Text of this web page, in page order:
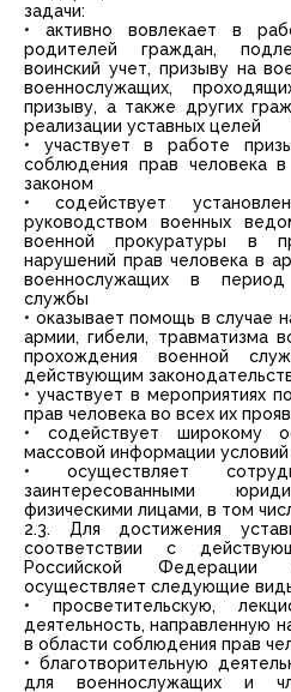
задачи:
• активно вовлекает в
родителей граждан,
воинский учет, призыву на
военнослужащих,
призыву, а также других
реализации уставных целей
• участвует в работе
соблюдения прав человека
законом
• содействует
руководством военных
военной прокуратуры в
нарушений прав человека в
военнослужащих в
службы
• оказывает помощь в случае
армии, гибели, травматизма
прохождения военной
действующим
• участвует в мероприятиях
прав человека во всех их
• содействует широкому
массовой информации
• осуществляет
заинтересованными
физическими лицами, в том
2.3. Для достижения
соответствии с
Российской
осуществляет следующие
• просветительскую,
деятельность, направленную
в области соблюдения прав
• благотворительную
для военнослужащих и